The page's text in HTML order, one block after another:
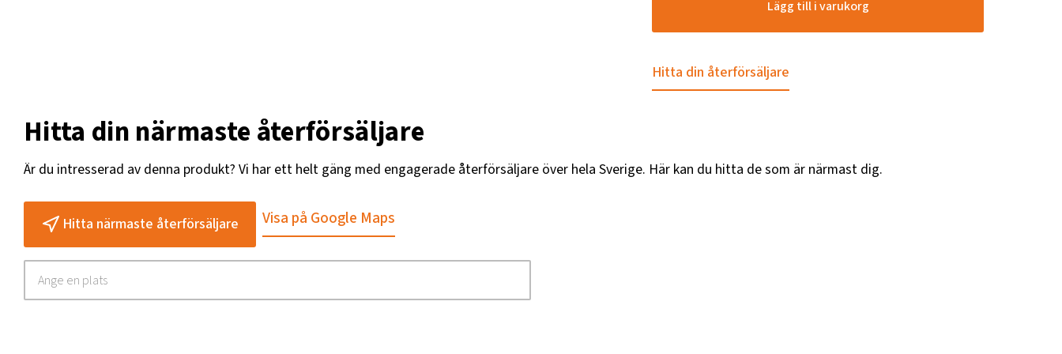
Lägg till i varukorg
Hitta din återförsäljare
Hitta din närmaste återförsäljare
Är du intresserad av denna produkt? Vi har ett helt gäng med engagerade återförsäljare över hela Sverige. Här kan du hitta de som är närmast dig.
Hitta närmaste återförsäljare Visa på Google Maps